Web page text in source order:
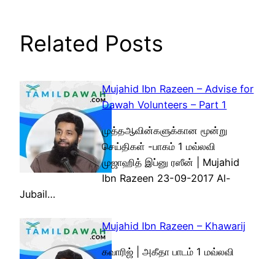
Related Posts
Mujahid Ibn Razeen – Advise for
Dawah Volunteers – Part 1
முத்தஆவின்களுக்கான மூன்று
செய்திகள் -பாகம் 1 மவ்லவி
முஜாஹித் இப்னு ரஸீன் | Mujahid
Ibn Razeen 23-09-2017 Al-
Jubail…
Mujahid Ibn Razeen – Khawarij
கவாரிஜ் | அகீதா பாடம் 1 மவ்லவி